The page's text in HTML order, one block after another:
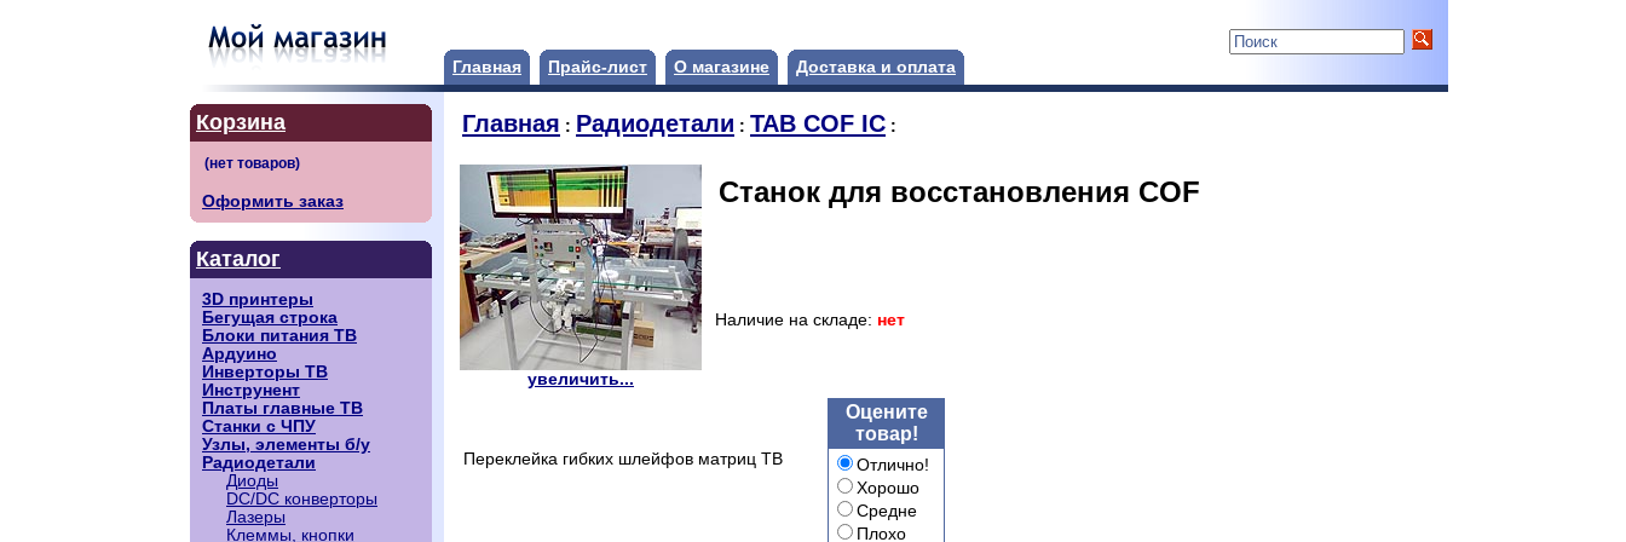
Главная Прайс-лист О магазине Доставка и оплата
Корзина
Оформить заказ
Каталог
3D принтеры
Бегущая строка
Блоки питания ТВ
Ардуино
Инверторы ТВ
Инструнент
Платы главные ТВ
Станки с ЧПУ
Узлы, элементы б/у
Радиодетали
Диоды
DC/DC конверторы
Лазеры
Клеммы, кнопки
Главная : Радиодетали : TAB COF IC :
увеличить...
Станок для восстановления COF
Наличие на складе: нет
Переклейка гибких шлейфов матриц ТВ
Оцените
товар!
Отлично!
Хорошо
Средне
Плохо